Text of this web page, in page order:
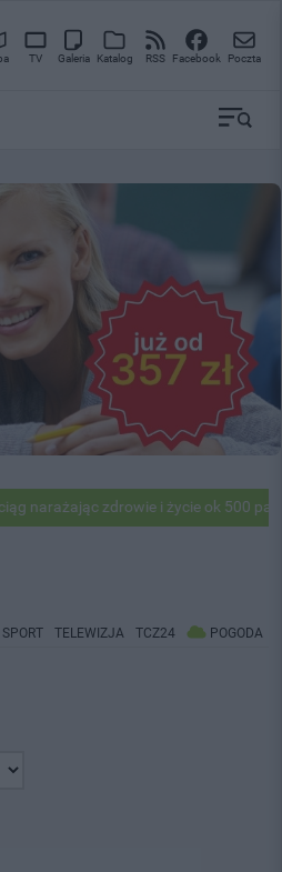
TV Galeria Katalog RSS Facebook Poczta
zdrowie i życie ok 500
SPORT TELEWIZJA TCZ24 POGODA